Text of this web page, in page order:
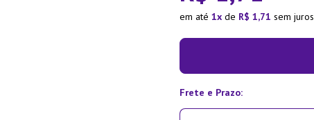
em até1 de R$ 1,71 sem juros